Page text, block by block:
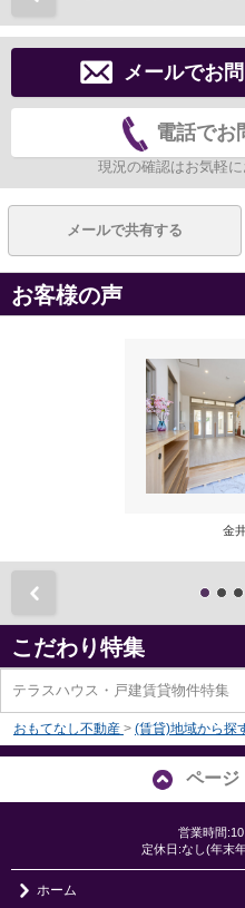
メールでお
電話でお
現況の確認はお気軽に
メールで共有する
お客様の声
金
こだわり特集
テラスハウス・戸建賃貸物件特集
おもてなし不動産 > (賃貸)地域から探
ページ
営業時間
定休日:なし(年末
ホーム